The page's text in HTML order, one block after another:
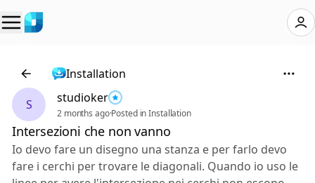
Installation
S
studioker
2 months ago·Posted in Installation
Intersezioni che non vanno
Io devo fare un disegno una stanza e per farlo devo
fare i cerchi per trovare le diagonali. Quando io uso le